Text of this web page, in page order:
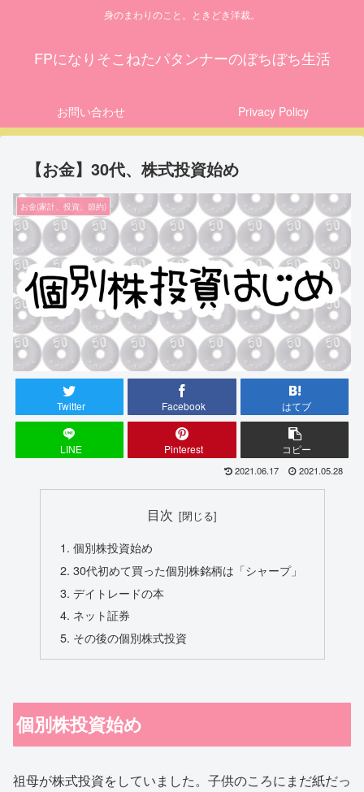
身のまわりのこと。ときどき洋裁。
FPになりそこねたパタンナーのぼちぼち生活
お問い合わせ Privacy Policy
【お金】30代、株式投資始め
お金(家計、投資、節約)
Twitter Facebook はてブ
LINE Pinterest コピー
2021.06.17 2021.05.28
目次
個別株投資始め
30代初めて買った個別株銘柄は「シャープ」
デイトレードの本
ネット証券
その後の個別株式投資
個別株投資始め
祖母が株式投資をしていました。子供のころにまだ紙だっ